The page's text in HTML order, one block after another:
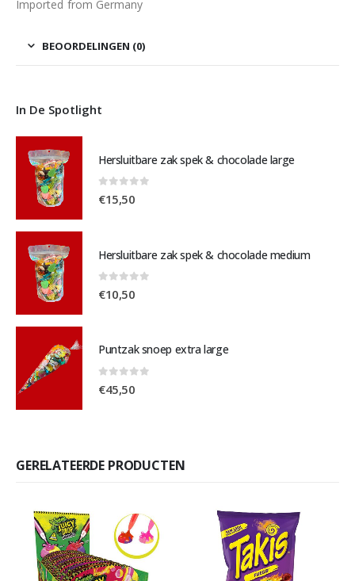
Imported from Germany
BEOORDELINGEN (0)
In De Spotlight
Hersluitbare zak spek & chocolade large
0out of 5
€15,50
Hersluitbare zak spek & chocolade medium
0out of 5
€10,50
Puntzak snoep extra large
0out of 5
€45,50
GERELATEERDE PRODUCTEN